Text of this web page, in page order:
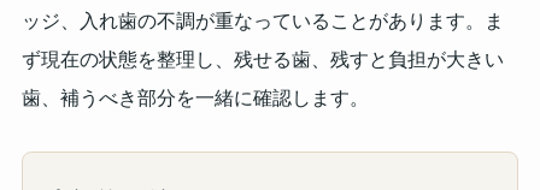
ッジ、入れ歯の不調が重なっていることがあります。ま
ず現在の状態を整理し、残せる歯、残すと負担が大きい
歯、補うべき部分を一緒に確認します。